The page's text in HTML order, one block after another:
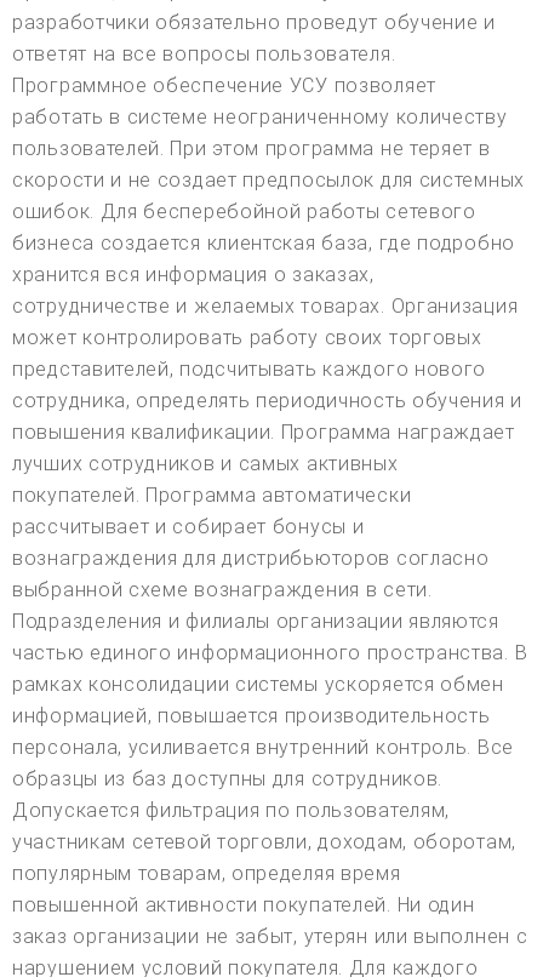
разработчики обязательно проведут обучение и
ответят на все вопросы пользователя.
Программное обеспечение УСУ позволяет
работать в системе неограниченному количеству
пользователей. При этом программа не теряет в
скорости и не создает предпосылок для системных
ошибок. Для бесперебойной работы сетевого
бизнеса создается клиентская база, где подробно
хранится вся информация о заказах,
сотрудничестве и желаемых товарах. Организация
может контролировать работу своих торговых
представителей, подсчитывать каждого нового
сотрудника, определять периодичность обучения и
повышения квалификации. Программа награждает
лучших сотрудников и самых активных
покупателей. Программа автоматически
рассчитывает и собирает бонусы и
вознаграждения для дистрибьюторов согласно
выбранной схеме вознаграждения в сети.
Подразделения и филиалы организации являются
частью единого информационного пространства. В
рамках консолидации системы ускоряется обмен
информацией, повышается производительность
персонала, усиливается внутренний контроль. Все
образцы из баз доступны для сотрудников.
Допускается фильтрация по пользователям,
участникам сетевой торговли, доходам, оборотам,
популярным товарам, определяя время
повышенной активности покупателей. Ни один
заказ организации не забыт, утерян или выполнен с
нарушением условий покупателя. Для каждого